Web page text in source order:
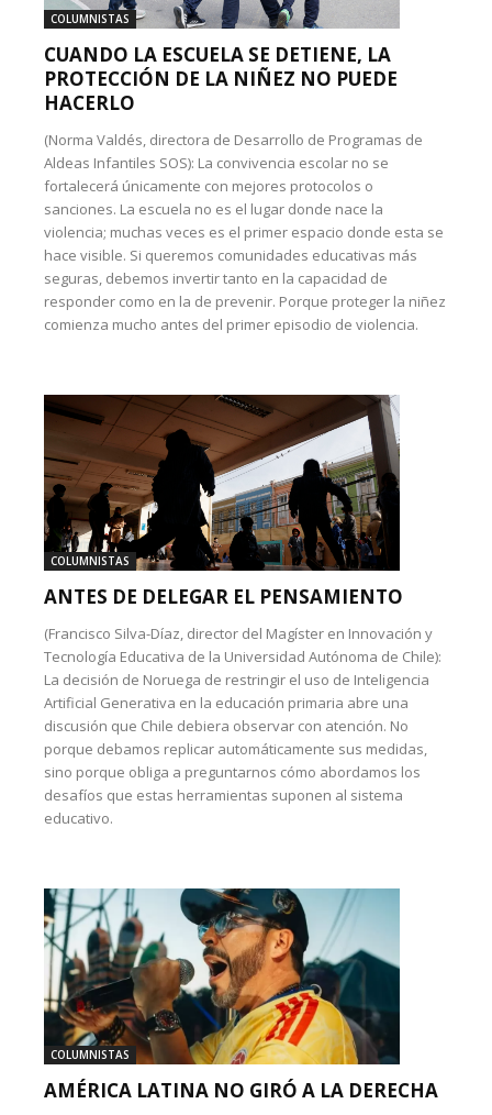
COLUMNISTAS
CUANDO LA ESCUELA SE DETIENE, LA
PROTECCIÓN DE LA NIÑEZ NO PUEDE
HACERLO
(Norma Valdés, directora de Desarrollo de Programas de
Aldeas Infantiles SOS): La convivencia escolar no se
fortalecerá únicamente con mejores protocolos o
sanciones. La escuela no es el lugar donde nace la
violencia; muchas veces es el primer espacio donde esta se
hace visible. Si queremos comunidades educativas más
seguras, debemos invertir tanto en la capacidad de
responder como en la de prevenir. Porque proteger la niñez
comienza mucho antes del primer episodio de violencia.
COLUMNISTAS
ANTES DE DELEGAR EL PENSAMIENTO
(Francisco Silva-Díaz, director del Magíster en Innovación y
Tecnología Educativa de la Universidad Autónoma de Chile):
La decisión de Noruega de restringir el uso de Inteligencia
Artificial Generativa en la educación primaria abre una
discusión que Chile debiera observar con atención. No
porque debamos replicar automáticamente sus medidas,
sino porque obliga a preguntarnos cómo abordamos los
desafíos que estas herramientas suponen al sistema
educativo.
COLUMNISTAS
AMÉRICA LATINA NO GIRÓ A LA DERECHA